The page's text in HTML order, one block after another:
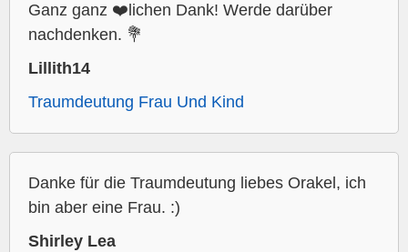
Ganz ganz ❤️lichen Dank! Werde darüber
nachdenken. 💐
Lillith14
Traumdeutung Frau Und Kind
Danke für die Traumdeutung liebes Orakel, ich
bin aber eine Frau. :)
Shirley Lea